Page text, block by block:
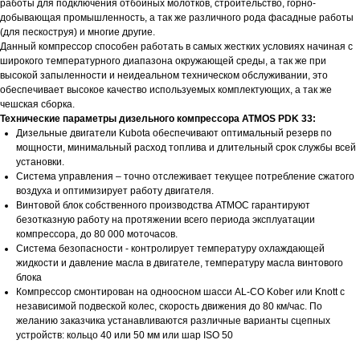
работы для подключения отбойных молотков, строительство, горно-
добывающая промышленность, а так же различного рода фасадные работы
(для пескоструя) и многие другие.
Данный компрессор способен работать в самых жестких условиях начиная с
широкого температурного диапазона окружающей среды, а так же при
высокой запыленности и неидеальном техническом обслуживании, это
обеспечивает высокое качество используемых комплектующих, а так же
чешская сборка.
Технические параметры дизельного компрессора ATMOS PDK 33:
Дизельные двигатели Kubota обеспечивают оптимальный резерв по
мощности, минимальный расход топлива и длительный срок службы всей
установки.
Cистема управления – точно отслеживает текущее потребление сжатого
воздуха и оптимизирует работу двигателя.
Винтовой блок собственного производства ATMOС гарантируют
безотказную работу на протяжении всего периода эксплуатации
компрессора, до 80 000 моточасов.
Система безопасности - контролирует температуру охлаждающей
жидкости и давление масла в двигателе, температуру масла винтового
блока
Компрессор смонтирован на одноосном шасси AL-CO Kober или Knott с
независимой подвеской колес, скорость движения до 80 км/час. По
желанию заказчика устанавливаются различные варианты сцепных
устройств: кольцо 40 или 50 мм или шар ISO 50